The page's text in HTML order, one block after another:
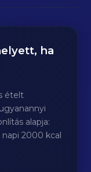
ha
ételt
alapja:
napi 2000 kcal